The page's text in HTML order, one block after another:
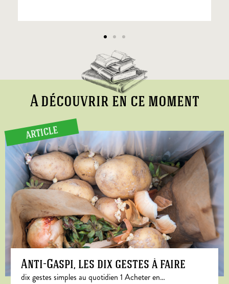
A découvrir en ce moment
ARTICLE
Anti-Gaspi, les dix gestes à faire
dix gestes simples au quotidien 1 Acheter en…